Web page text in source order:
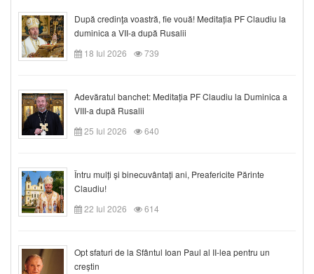
După credinţa voastră, fie vouă! Meditația PF Claudiu la
duminica a VII-a după Rusalii
18 Iul 2026
739
Adevăratul banchet: Meditația PF Claudiu la Duminica a
VIII-a după Rusalii
25 Iul 2026
640
Întru mulți și binecuvântați ani, Preafericite Părinte
Claudiu!
22 Iul 2026
614
Opt sfaturi de la Sfântul Ioan Paul al II-lea pentru un
creștin